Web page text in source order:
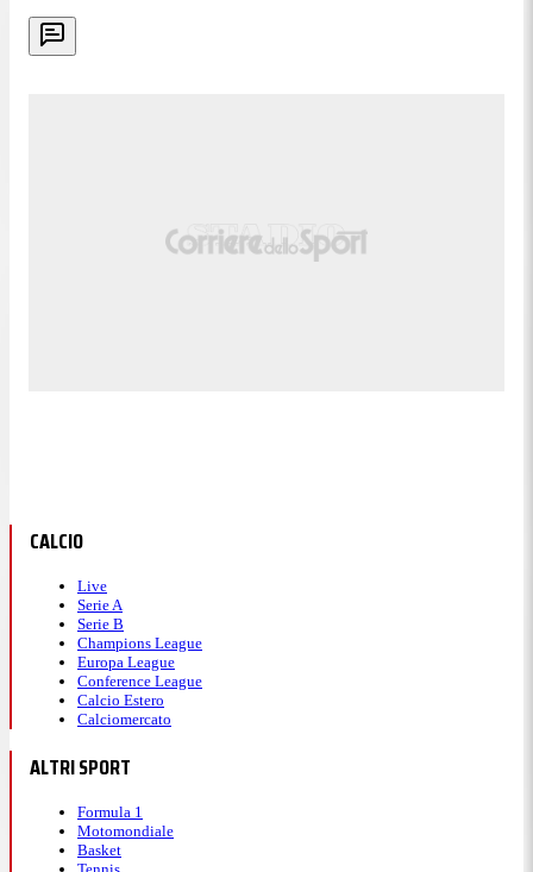
CALCIO
Live
Serie A
Serie B
Champions League
Europa League
Conference League
Calcio Estero
Calciomercato
ALTRI SPORT
Formula 1
Motomondiale
Basket